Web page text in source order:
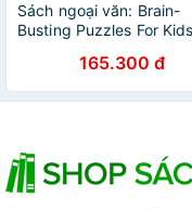
Sách ngoại văn: Brain-
Busting Puzzles For
165.300 đ